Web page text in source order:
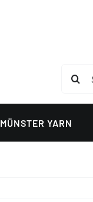
MÜNSTER YARN